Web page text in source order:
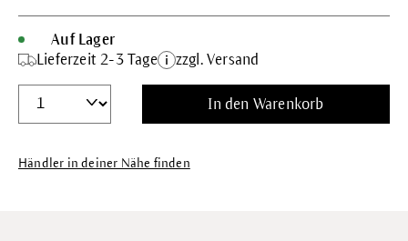
Auf Lager
Lieferzeit 2-3 Tage
zzgl. Versand
In den Warenkorb
Händler in deiner Nähe finden